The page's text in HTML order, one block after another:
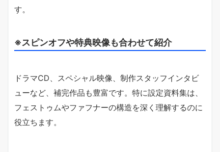
す。
※スピンオフや特典映像も合わせて紹介
ドラマCD、スペシャル映像、制作スタッフインタビ
ューなど、補完作品も豊富です。特に設定資料集は、
フェストゥムやファフナーの構造を深く理解するのに
役立ちます。